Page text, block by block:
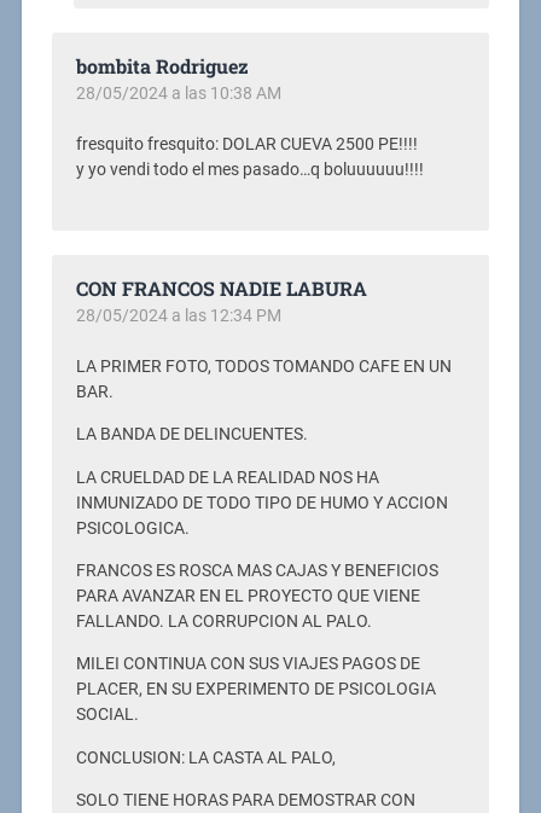
bombita Rodriguez
28/05/2024 a las 10:38 AM
fresquito fresquito: DOLAR CUEVA 2500 PE!!!!
y yo vendi todo el mes pasado…q boluuuuuu!!!!
CON FRANCOS NADIE LABURA
28/05/2024 a las 12:34 PM
LA PRIMER FOTO, TODOS TOMANDO CAFE EN UN
BAR.
LA BANDA DE DELINCUENTES.
LA CRUELDAD DE LA REALIDAD NOS HA
INMUNIZADO DE TODO TIPO DE HUMO Y ACCION
PSICOLOGICA.
FRANCOS ES ROSCA MAS CAJAS Y BENEFICIOS
PARA AVANZAR EN EL PROYECTO QUE VIENE
FALLANDO. LA CORRUPCION AL PALO.
MILEI CONTINUA CON SUS VIAJES PAGOS DE
PLACER, EN SU EXPERIMENTO DE PSICOLOGIA
SOCIAL.
CONCLUSION: LA CASTA AL PALO,
SOLO TIENE HORAS PARA DEMOSTRAR CON